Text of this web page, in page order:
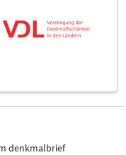
denkmalbrief